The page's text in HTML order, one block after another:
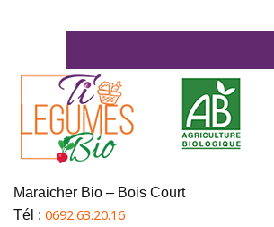
Maraicher Bio – Bois Court
Tél : 0692.63.20.16